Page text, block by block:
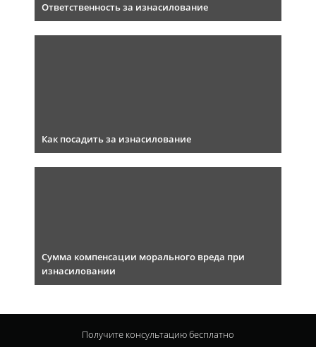
Ответственность за изнасилование
Как посадить за изнасилование
Сумма компенсации морального вреда при
изнасиловании
Получите консультациюбесплатно